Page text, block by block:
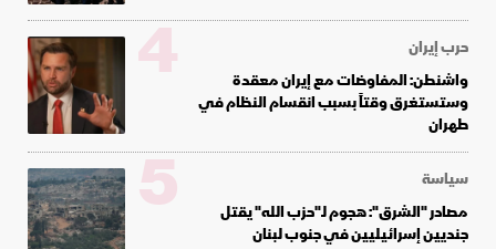
حرب إيران
واشنطن: المفاوضات مع إيران معقدة
وستستغرق وقتاً بسبب انقسام النظام في
طهران
4
سياسة
مصادر "الشرق": هجوم لـ"حزب الله" يقتل
جنديين إسرائيليين في جنوب لبنان
5